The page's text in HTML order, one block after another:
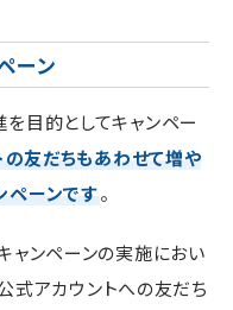
ーン
目的としてキャンペー
友だちもあわせて増や
ペーンです。
ャンペーンの実施におい
式アカウントへの友だち